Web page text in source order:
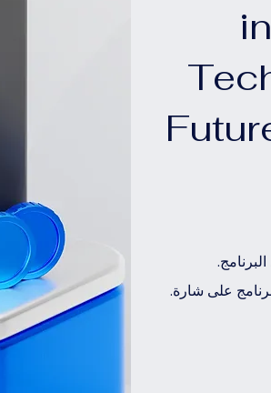
على شارة.